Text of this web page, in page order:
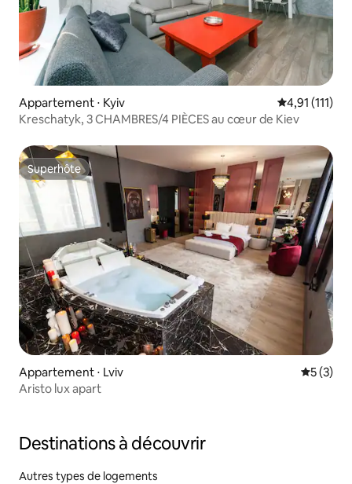
Appartement ⋅ Kyiv Évaluation
4,91 (111)
Kreschatyk, 3 CHAMBRES/4 PIÈCES au cœur de Kiev
Superhôte
Superhôte
Appartement ⋅ Lviv
5 (3)
Aristo lux apart
Destinations à découvrir
Autres types de logements